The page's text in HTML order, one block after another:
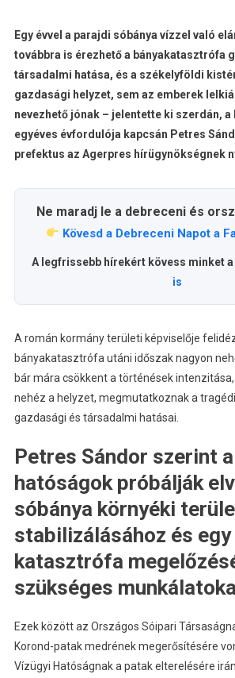
Egy évvel a parajdi sóbánya vízzel való
továbbra is érezhető a bányakatasztrófa
társadalmi hatása, és a székelyföldi
gazdasági helyzet, sem az emberek
nevezhető jónak – jelentette ki szerdán,
egyéves évfordulója kapcsán Petres
prefektus az Agerpres hírügynökségnek
Ne maradj le a debreceni és
Kövesd a Debreceni Napot a
A legfrissebb hírekért kövess minket a
is
A román kormány területi képviselője
bányakatasztrófa utáni időszak nagyon
bár mára csökkent a történések
nehéz a helyzet, megmutatkoznak a
gazdasági és társadalmi hatásai.
Petres Sándor szerint
hatóságok próbálják
sóbánya környéki
stabilizálásához és egy
katasztrófa
szükséges
Ezek között az Országos Sóipari
Korond-patak medrének megerősítésére
Vízügyi Hatóságnak a patak elterelésére